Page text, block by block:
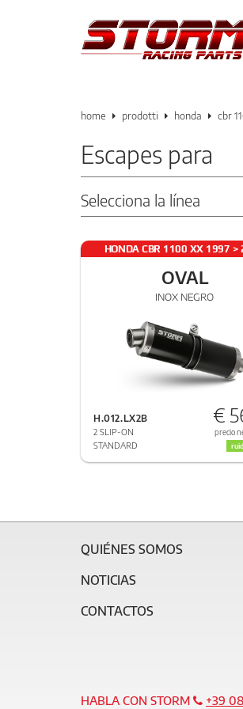
home prodotti honda cbr
Escapes para
Selecciona la línea
HONDA CBR 1100 XX 1997 >
OVAL
INOX NEGRO
H.012.LX2B
2 SLIP-ON
STANDARD
€
precio
QUIÉNES SOMOS
NOTICIAS
CONTACTOS
HABLA CON STORM +39